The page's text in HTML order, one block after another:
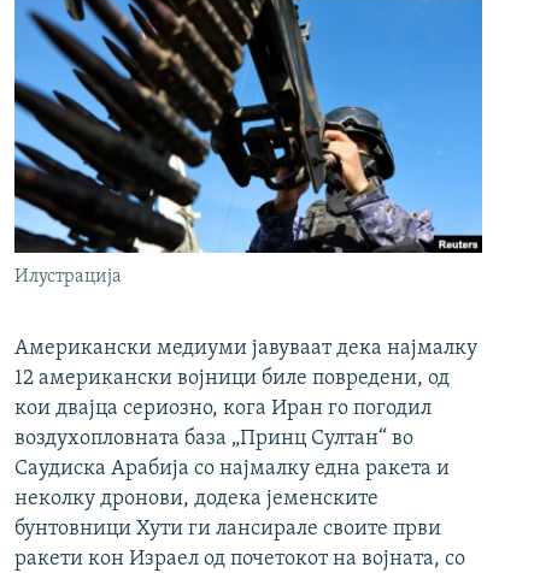
Илустрација
Американски медиуми јавуваат дека најмалку
12 американски војници биле повредени, од
кои двајца сериозно, кога Иран го погодил
воздухопловната база „Принц Султан“ во
Саудиска Арабија со најмалку една ракета и
неколку дронови, додека јеменските
бунтовници Хути ги лансирале своите први
ракети кон Израел од почетокот на војната, со